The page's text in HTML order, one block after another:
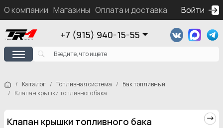
О компании Магазины Оплата и доставка Контакты
Войти
+7 (915) 940-15-55
Каталог Топливная система
Бак топливный
Клапан крышки топливного бака
Клапан крышки топливного бака